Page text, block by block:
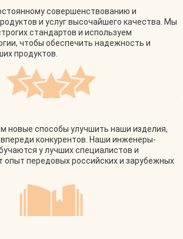
совершенствованию и
и услуг высочайшего качества. Мы
стандартов и используем
чтобы обеспечить надежность и
продуктов.
новые способы улучшить наши изделия,
конкурентов. Наши инженеры-
у лучших специалистов и
опыт передовых российских и зарубежных